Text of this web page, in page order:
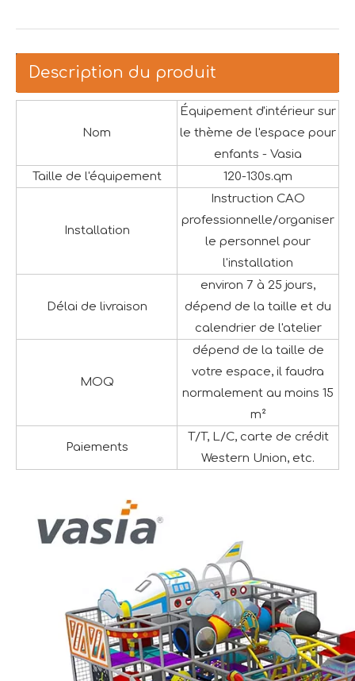
Description du produit
Nom
Équipement d'intérieur sur
le thème de l'espace pour
enfants - Vasia
Taille de l'équipement
120-130s.qm
Installation
Instruction CAO
professionnelle/organiser
le personnel pour
l'installation
Délai de livraison
environ 7 à 25 jours,
dépend de la taille et du
calendrier de l'atelier
MOQ
dépend de la taille de
votre espace, il faudra
normalement au moins 15
m²
Paiements
T/T, L/C, carte de crédit
Western Union, etc.